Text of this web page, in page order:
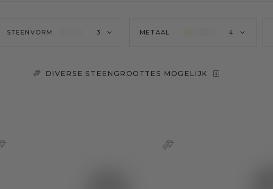
STEENVORM 3 METAAL 4
DIVERSE STEENGROOTTES MOGELIJK